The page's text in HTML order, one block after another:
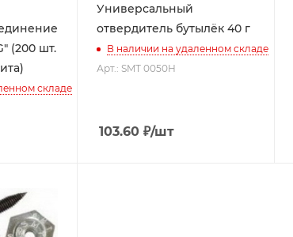
(200 шт.
складе
Универсальный
отвердитель бутылёк 40 г
В наличии на удаленном складе
Арт.: SMT 0050H
103.60 ₽/шт